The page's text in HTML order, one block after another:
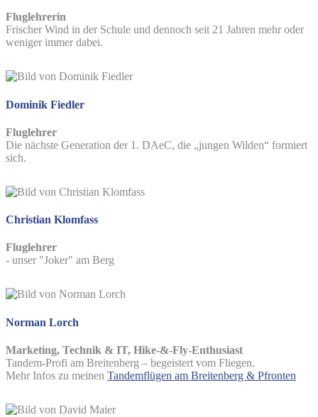
Fluglehrerin
Frischer Wind in der Schule und dennoch seit 21 Jahren mehr oder
weniger immer dabei.
Dominik Fiedler
Fluglehrer
Die nächste Generation der 1. DAeC, die „jungen Wilden“ formiert
sich.
Christian Klomfass
Fluglehrer
- unser "Joker" am Berg
Norman Lorch
Marketing, Technik & IT, Hike-&-Fly-Enthusiast
Tandem-Profi am Breitenberg – begeistert vom Fliegen.
Mehr Infos zu meinen Tandemflügen am Breitenberg & Pfronten